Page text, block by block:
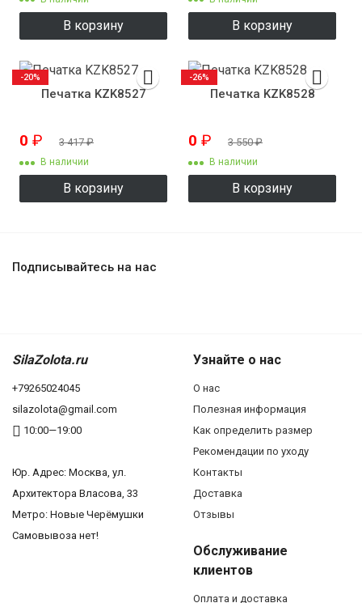
В корзину В корзину
Печатка KZK8527
0 ₽ 3 417₽
В наличии
В корзину
-20%
Печатка KZK8528
0 ₽ 3 550₽
В наличии
В корзину
-26%
Подписывайтесь на нас
SilaZolota.ru
+79265024045
silazolota@gmail.com
10:00—19:00
Юр. Адреc: Москва, ул.
Архитектора Власова, 33
Метро: Новые Черёмушки
Самовывоза нет!
Узнайте о нас
О нас
Полезная информация
Как определить размер
Рекомендации по уходу
Контакты
Доставка
Отзывы
Обслуживание
клиентов
Оплата и доставка